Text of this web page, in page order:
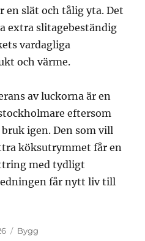
en slät och tålig yta. Det
extra slitagebeständig
vardagliga
och värme.
av luckorna är en
eftersom
igen. Den som vill
köksutrymmet får en
med tydligt
får nytt liv till
Kategorier
Bygg